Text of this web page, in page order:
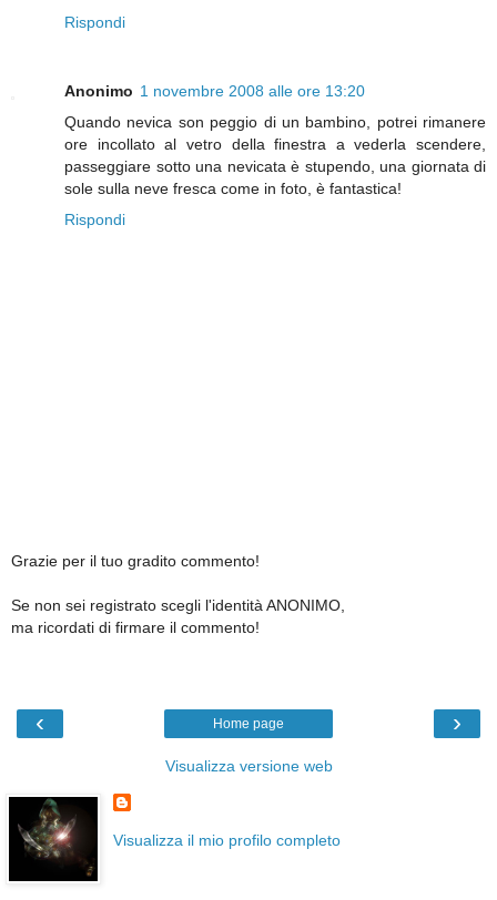
Rispondi
Anonimo 1 novembre 2008 alle ore 13:20
Quando nevica son peggio di un bambino, potrei rimanere
ore incollato al vetro della finestra a vederla scendere,
passeggiare sotto una nevicata è stupendo, una giornata di
sole sulla neve fresca come in foto, è fantastica!
Rispondi
Grazie per il tuo gradito commento!
Se non sei registrato scegli l'identità ANONIMO,
ma ricordati di firmare il commento!
‹ ›
Home page
Visualizza versione web
Visualizza il mio profilo completo